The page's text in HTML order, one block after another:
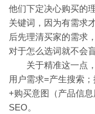
他们下定决心购买的
关键词，因为有需求
后先理清买家的需求
对于怎么选词就不会
关于精准这一点，
用户需求=产生搜索
+购买意图（产品信
SEO。